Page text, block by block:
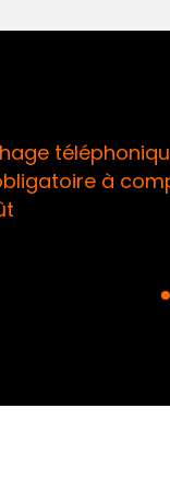
/
compter